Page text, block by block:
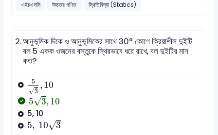
এইচএসসি উচ্চতর গণিত স্থিতিবিদ্যা (Statics)
2.আনুভূমিক দিকে ও আনুভূমিকের সাথে 30° কোণে ক্রিয়াশীল দুইটি
বল 5 একক ওজনের বস্তুকে স্থিরভাবে ধরে রাখে, বল দুইটির মান
কত?
5
√3
, 10
53 10
5√3, 10
53,10
5, 10
5, 10√3
5, 103